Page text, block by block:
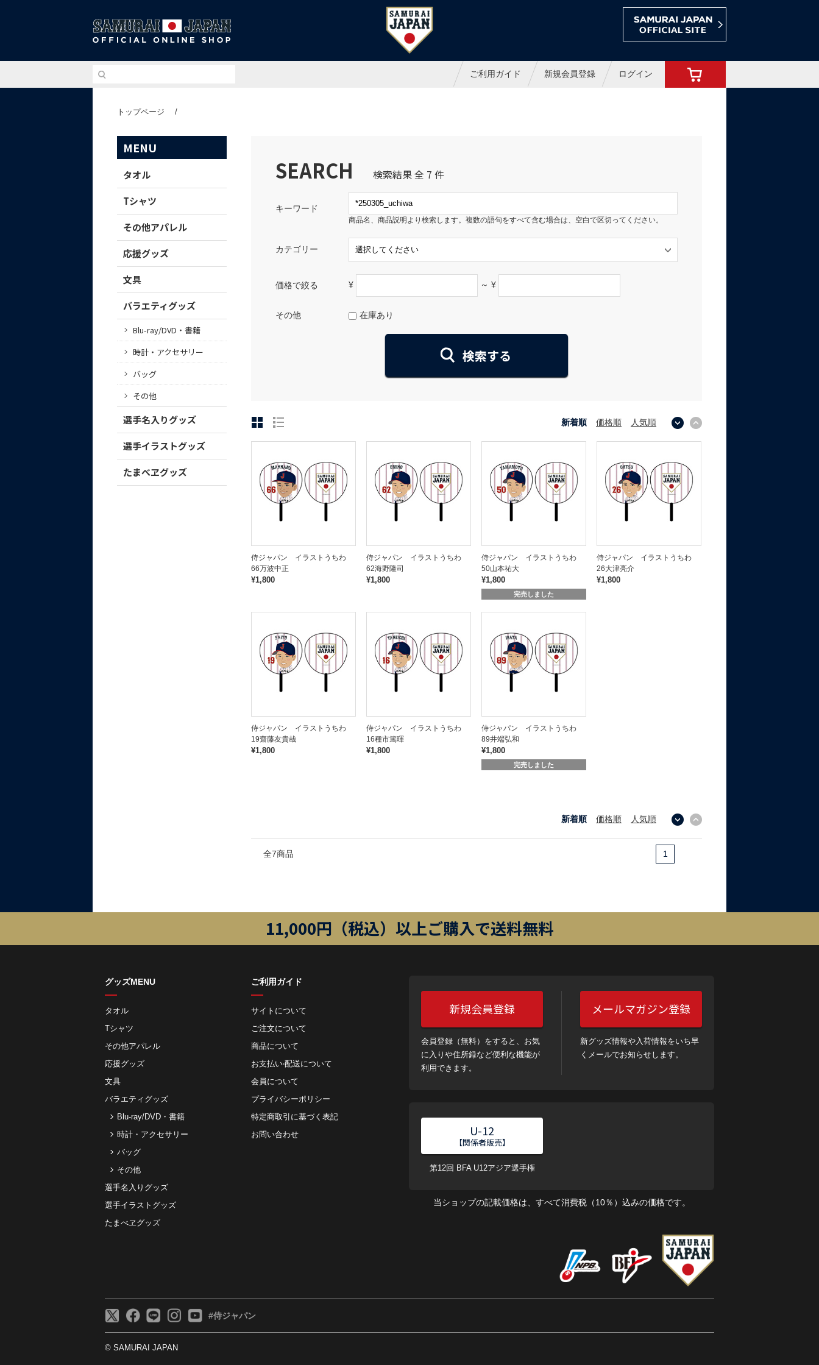
侍ジャパンオフィシャルオンラインショップ
ご利用ガイド 新規会員登録 ログイン
トップページ /
MENU
タオル
Tシャツ
その他アパレル
応援グッズ
文具
バラエティグッズ
Blu-ray/DVD・書籍
時計・アクセサリー
バッグ
その他
選手名入りグッズ
選手イラストグッズ
たまべヱグッズ
SEARCH 検索結果 全 7 件
キーワード
商品名、商品説明より検索します。複数の語句をすべて含む場合は、空白で区切ってください。
カテゴリー
価格で絞る ¥ ～ ¥
その他 在庫あり
新着順 価格順 人気順
侍ジャパン イラストうちわ
66万波中正
¥1,800
侍ジャパン イラストうちわ
62海野隆司
¥1,800
侍ジャパン イラストうちわ
50山本祐大
¥1,800
完売しました
侍ジャパン イラストうちわ
26大津亮介
¥1,800
侍ジャパン イラストうちわ
19齋藤友貴哉
¥1,800
侍ジャパン イラストうちわ
16種市篤暉
¥1,800
侍ジャパン イラストうちわ
89井端弘和
¥1,800
完売しました
新着順 価格順 人気順
全7商品 1
11,000円（税込）以上ご購入で送料無料
グッズMENU
タオル
Tシャツ
その他アパレル
応援グッズ
文具
バラエティグッズ
Blu-ray/DVD・書籍
時計・アクセサリー
バッグ
その他
選手名入りグッズ
選手イラストグッズ
たまべヱグッズ
ご利用ガイド
サイトについて
ご注⽂について
商品について
お⽀払い‧配送について
会員について
プライバシーポリシー
特定商取引に基づく表記
お問い合わせ
新規会員登録
会員登録（無料）をすると、お気
に入りや住所録など便利な機能が
利用できます。
メールマガジン登録
新グッズ情報や入荷情報をいち早
くメールでお知らせします。
U-12
【関係者販売】
第12回 BFA U12アジア選手権
当ショップの記載価格は、すべて消費税（10％）込みの価格です。
#侍ジャパン
© SAMURAI JAPAN